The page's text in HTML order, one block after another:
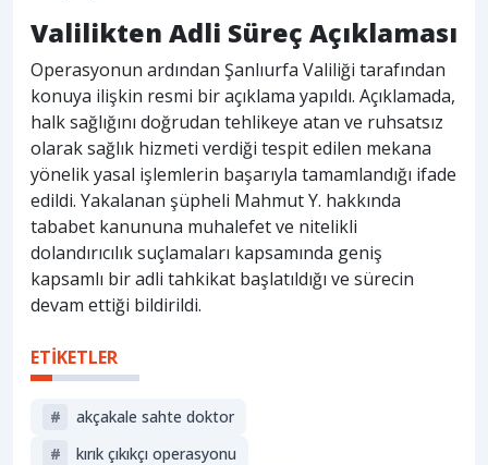
Valilikten Adli Süreç Açıklaması
Operasyonun ardından Şanlıurfa Valiliği tarafından
konuya ilişkin resmi bir açıklama yapıldı. Açıklamada,
halk sağlığını doğrudan tehlikeye atan ve ruhsatsız
olarak sağlık hizmeti verdiği tespit edilen mekana
yönelik yasal işlemlerin başarıyla tamamlandığı ifade
edildi. Yakalanan şüpheli Mahmut Y. hakkında
tababet kanununa muhalefet ve nitelikli
dolandırıcılık suçlamaları kapsamında geniş
kapsamlı bir adli tahkikat başlatıldığı ve sürecin
devam ettiği bildirildi.
ETİKETLER
#
akçakale sahte doktor
#
kırık çıkıkçı operasyonu